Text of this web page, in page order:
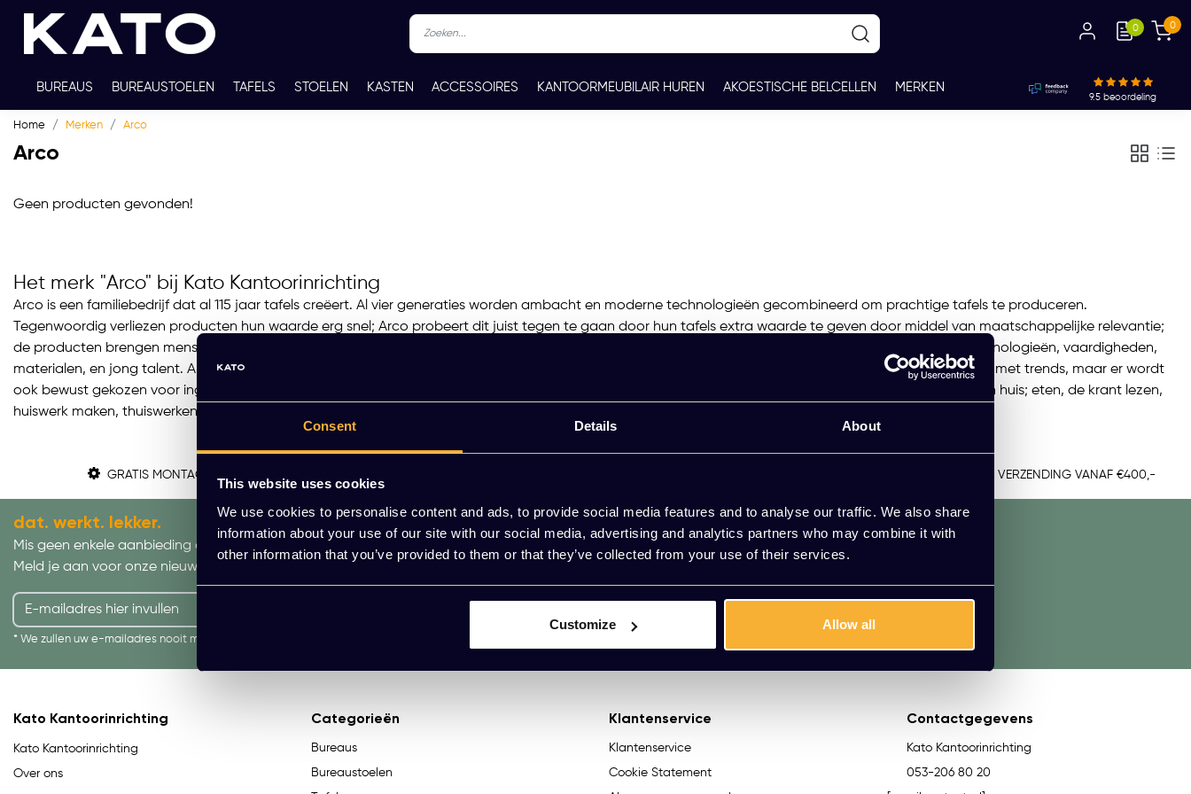
Consent Details About
This website uses cookies
We use cookies to personalise content and ads, to provide social media features and to analyse our traffic. We also share
information about your use of our site with our social media, advertising and analytics partners who may combine it with
other information that you’ve provided to them or that they’ve collected from your use of their services.
Customize Allow all
0 0
BUREAUS BUREAUSTOELEN TAFELS STOELEN KASTEN ACCESSOIRES KANTOORMEUBILAIR HUREN AKOESTISCHE BELCELLEN MERKEN
TWEEDEHANDS
9.5 beoordeling
Home Merken Arco
Arco
Geen producten gevonden!
Het merk "Arco" bij Kato Kantoorinrichting
Arco is een familiebedrijf dat al 115 jaar tafels creëert. Al vier generaties worden ambacht en moderne technologieën gecombineerd om prachtige tafels te produceren.
Tegenwoordig verliezen producten hun waarde erg snel; Arco probeert dit juist tegen te gaan door hun tafels extra waarde te geven door middel van maatschappelijke relevantie;
de producten brengen mensen samen en zorgen voor meer positiviteit in de wereld. Dit alles gebeurt door de combinatie van expertise met nieuwe technologieën, vaardigheden,
materialen, en jong talent. Alle Arco producten worden gefabriceerd in eigen fabrieken met voorkeur voor lokale materialen. De designs veranderen mee met trends, maar er wordt
ook bewust gekozen voor ingetogen stijlen. Arco tafels zijn veelzijdig. Er wordt niet alleen meer aan gegeten, maar een tafel wordt vaak het hart van een huis; eten, de krant lezen,
huiswerk maken, thuiswerken, feestjes, en spelletjes zijn enkele activiteiten die je aan tafel kunt doen. Arco denkt hier in mee.
GRATIS MONTAGE GRATIS VERZENDING VANAF €400,-
dat. werkt. lekker.
Mis geen enkele aanbieding of actie.
Meld je aan voor onze nieuwsbrief!
* We zullen uw e-mailadres nooit met iemand anders delen.
We helpen je graag. Raadpleeg onze klantenservice.
Kato Kantoorinrichting
Kato Kantoorinrichting
Over ons
Categorieën
Bureaus
Bureaustoelen
Klantenservice
Klantenservice
Cookie Statement
Contactgegevens
Kato Kantoorinrichting
053-206 80 20